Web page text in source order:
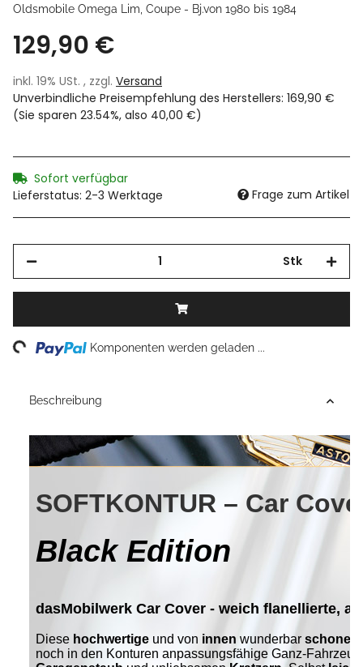
Oldsmobile Omega Lim, Coupe - Bj.von 1980 bis 1984
129,90 €
inkl. 19% USt. , zzgl. Versand
Unverbindliche Preisempfehlung des Herstellers: 169,90 €
(Sie sparen 23.54%, also 40,00 €)
Sofort verfügbar
Lieferstatus: 2-3 Werktage
Frage zum Artikel
Stk
Loading... Komponenten werden geladen ...
Beschreibung